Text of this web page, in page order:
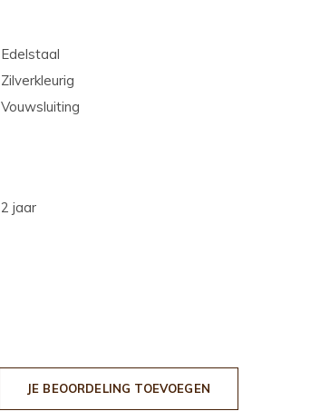
Edelstaal
Zilverkleurig
Vouwsluiting
2 jaar
JE BEOORDELING TOEVOEGEN